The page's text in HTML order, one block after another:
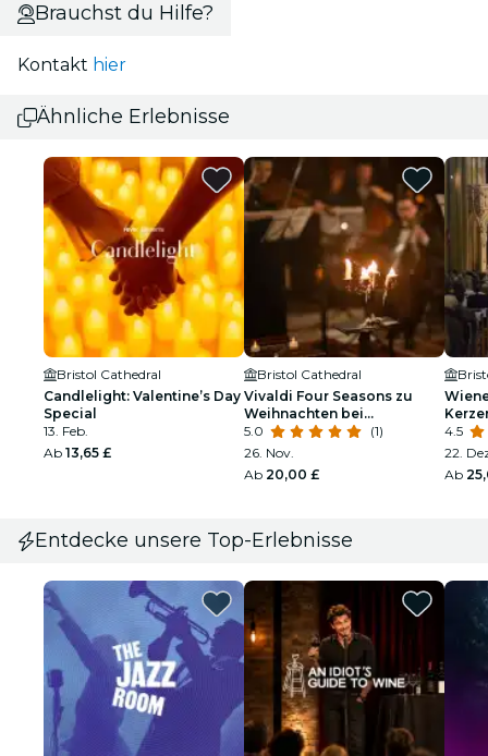
Brauchst du Hilfe?
Kontakt hier
Ähnliche Erlebnisse
Bristol Cathedral
Candlelight: Valentine’s Day
Special
13. Feb.
Ab 13,65 £
Bristol Cathedral
Vivaldi Four Seasons zu
Weihnachten bei
Kerzenschein in der Bristol
Cathedral
5.0
(1)
26. Nov.
Ab 20,00 £
4.5
22.
Ab
Entdecke unsere Top-Erlebnisse